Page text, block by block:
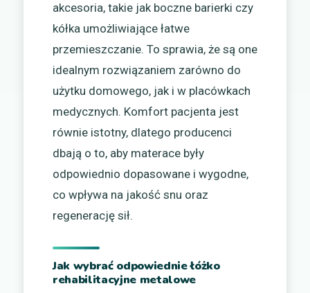
akcesoria, takie jak boczne barierki czy
kółka umożliwiające łatwe
przemieszczanie. To sprawia, że są one
idealnym rozwiązaniem zarówno do
użytku domowego, jak i w placówkach
medycznych. Komfort pacjenta jest
równie istotny, dlatego producenci
dbają o to, aby materace były
odpowiednio dopasowane i wygodne,
co wpływa na jakość snu oraz
regenerację sił.
Jak wybrać odpowiednie łóżko
rehabilitacyjne metalowe